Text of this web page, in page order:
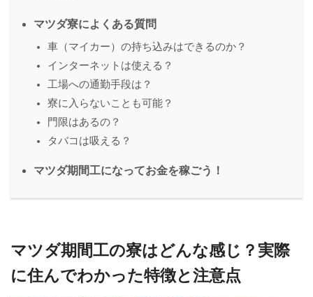
マツダ寮によくある質問
車（マイカー）の持ち込みはできるのか？
インターネットは使える？
工場への通勤手段は？
寮に入らないことも可能？
門限はあるの？
タバコは吸える？
マツダ期間工になってお金を稼ごう！
マツダ期間工の寮はどんな感じ？実際
に住んでわかった特徴と注意点